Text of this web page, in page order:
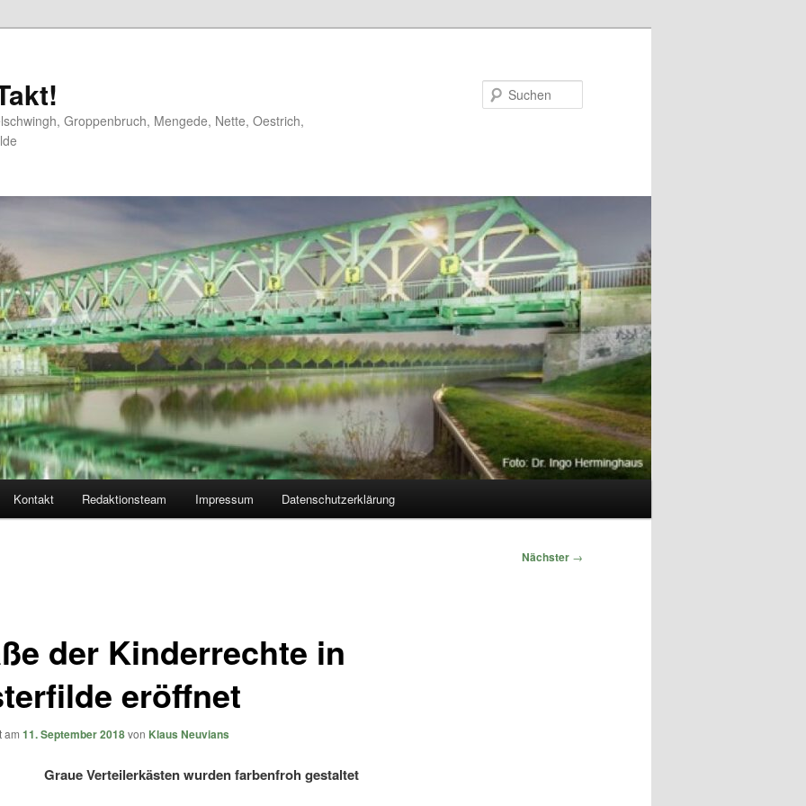
Groppenbruch, Mengede, Nette, Oestrich,
Kontakt Redaktionsteam Impressum Datenschutzerklärung
Nächster →
der Kinderrechte in
eröffnet
am 11. September 2018von Klaus Neuvians
Graue Verteilerkästen wurden farbenfroh gestaltet